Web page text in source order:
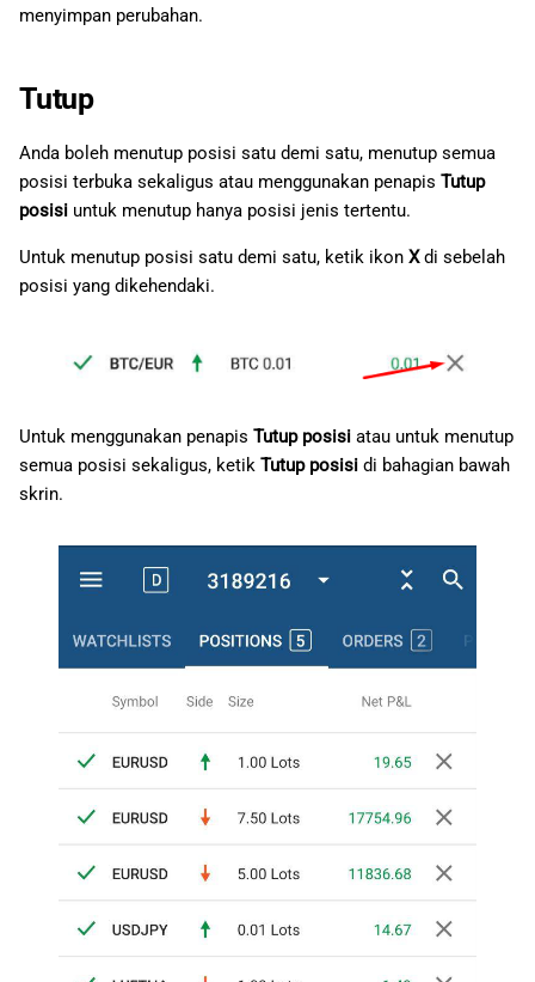
menyimpan perubahan.
Tutup
Anda boleh menutup posisi satu demi satu, menutup semua
posisi terbuka sekaligus atau menggunakan penapis Tutup
posisi untuk menutup hanya posisi jenis tertentu.
Untuk menutup posisi satu demi satu, ketik ikon Xdi sebelah
posisi yang dikehendaki.
Untuk menggunakan penapis Tutup posisi atau untuk menutup
semua posisi sekaligus, ketik Tutup posisi di bahagian bawah
skrin.